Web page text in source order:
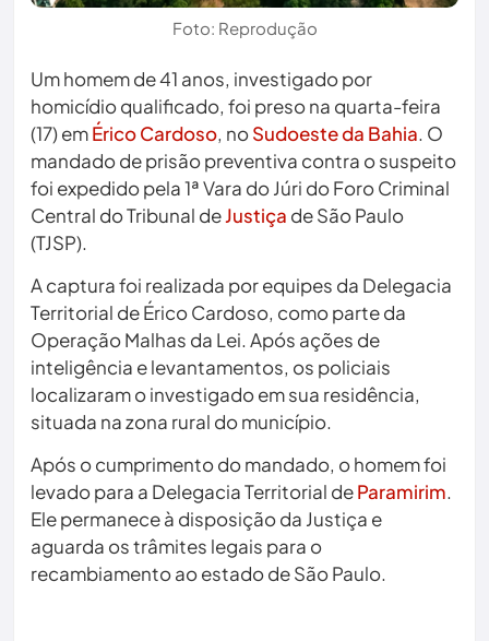
Foto: Reprodução
Um homem de 41 anos, investigado por
homicídio qualificado, foi preso na quarta-feira
(17) emÉrico Cardoso, noSudoeste da Bahia. O
mandado de prisão preventiva contra o suspeito
foi expedido pela 1ª Vara do Júri do Foro Criminal
Central do Tribunal deJustiça de São Paulo
(TJSP).
A captura foi realizada por equipes da Delegacia
Territorial de Érico Cardoso, como parte da
Operação Malhas da Lei. Após ações de
inteligência e levantamentos, os policiais
localizaram o investigado em sua residência,
situada na zona rural do município.
Após o cumprimento do mandado, o homem foi
levado para a Delegacia Territorial deParamirim.
Ele permanece à disposição da Justiça e
aguarda os trâmites legais para o
recambiamento ao estado de São Paulo.